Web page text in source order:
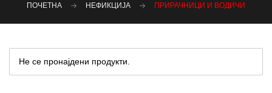
ПОЧЕТНА НЕФИКЦИЈА ПРИРАЧНИЦИ И ВОДИЧИ
Не се пронајдени продукти.